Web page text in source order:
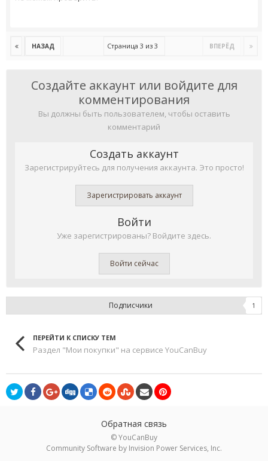
НАЗАД ВПЕРЁД
Страница 3 из 3
Создайте аккаунт или войдите для
комментирования
Вы должны быть пользователем, чтобы оставить
комментарий
Создать аккаунт
Зарегистрируйтесь для получения аккаунта. Это просто!
Зарегистрировать аккаунт
Войти
Уже зарегистрированы? Войдите здесь.
Войти сейчас
Подписчики 1
ПЕРЕЙТИ К СПИСКУ ТЕМ
Раздел "Мои покупки" на сервисе YouCanBuy
Обратная связь
© YouCanBuy
Community Software by Invision Power Services, Inc.